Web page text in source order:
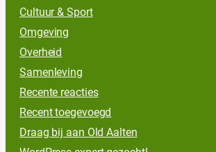
Cultuur & Sport
Omgeving
Overheid
Samenleving
Recente reacties
Recent toegevoegd
Draag bij aan Old Aalten